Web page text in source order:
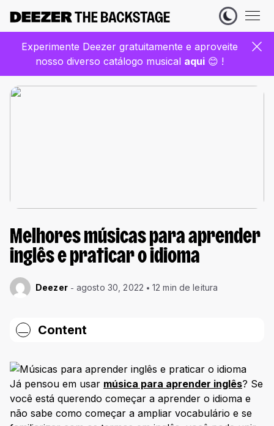
Experimente Deezer gratuitamente e aproveite
nosso diverso catálogo musical aqui 😊 !
Melhores músicas para aprender
inglês e praticar o idioma
Deezer agosto 30, 2022 12 min de leitura
Content
1. Happy – Pharrell Williams
2. Shape of You – Ed Sheeran
3. Yellow – Coldplay
Já pensou em usar música para aprender inglês? Se
você está querendo começar a aprender o idioma e
não sabe como começar a ampliar vocabulário e se